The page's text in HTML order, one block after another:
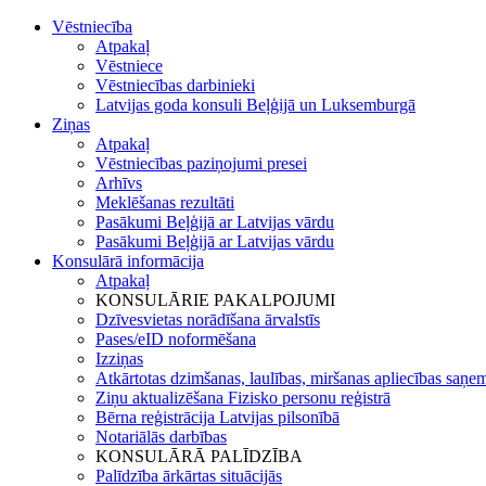
Vēstniecība
Atpakaļ
Vēstniece
Vēstniecības darbinieki
Latvijas goda konsuli Beļģijā un Luksemburgā
Ziņas
Atpakaļ
Vēstniecības paziņojumi presei
Arhīvs
Meklēšanas rezultāti
Pasākumi Beļģijā ar Latvijas vārdu
Pasākumi Beļģijā ar Latvijas vārdu
Konsulārā informācija
Atpakaļ
KONSULĀRIE PAKALPOJUMI
Dzīvesvietas norādīšana ārvalstīs
Pases/eID noformēšana
Izziņas
Atkārtotas dzimšanas, laulības, miršanas apliecības
Ziņu aktualizēšana Fizisko personu reģistrā
Bērna reģistrācija Latvijas pilsonībā
Notariālās darbības
KONSULĀRĀ PALĪDZĪBA
Palīdzība ārkārtas situācijās